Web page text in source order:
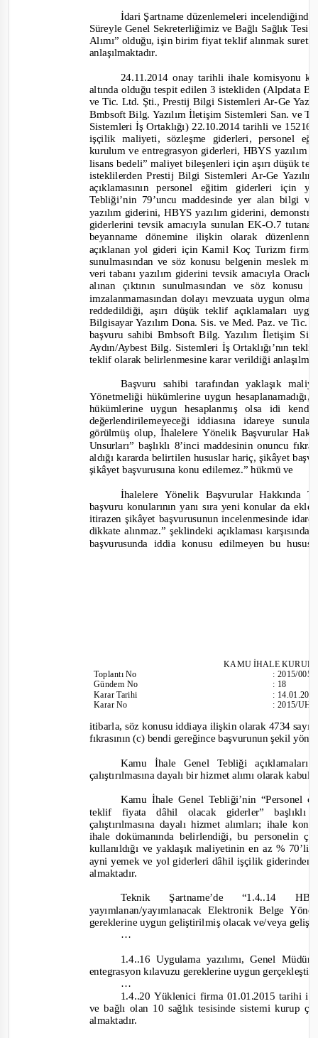
İdari Şartname düzenlemeleri
Süreyle Genel Sekreterliğimiz ve Bağlı Sağlık
Alımı” olduğu, işin birim fiyat teklif alınmak
anlaşılmaktadır.
24.11.2014 onay tarihli ihale komisyonu
altında olduğu tespit edilen 3 istekliden (Alpdata
ve Tic. Ltd. Şti., Prestij Bilgi Sistemleri Ar-Ge
Bmbsoft Bilg. Yazılım İletişim Sistemleri San. ve
Sistemleri İş Ortaklığı) 22.10.2014 tarihli ve
işçilik maliyeti, sözleşme giderleri, personel
kurulum ve entregrasyon giderleri, HBYS yazılım
lisans bedeli” maliyet bileşenleri için aşırı düşük
isteklilerden Prestij Bilgi Sistemleri Ar-Ge
açıklamasının personel eğitim giderleri için
Tebliği’nin 79’uncu maddesinde yer alan bilgi
yazılım giderini, HBYS yazılım giderini,
giderlerini tevsik amacıyla sunulan EK-O.7
beyanname dönemine ilişkin olarak
açıklanan yol gideri için Kamil Koç Turizm
sunulmasından ve söz konusu belgenin meslek
veri tabanı yazılım giderini tevsik amacıyla
alınan çıktının sunulmasından ve söz
imzalanmamasından dolayı mevzuata uygun
reddedildiği, aşırı düşük teklif açıklamaları
Bilgisayar Yazılım Dona. Sis. ve Med. Paz. ve Tic.
başvuru sahibi Bmbsoft Bilg. Yazılım İletişim
Aydın/Aybest Bilg. Sistemleri İş Ortaklığı’nın
teklif olarak belirlenmesine karar verildiği
Başvuru sahibi tarafından yaklaşık
Yönetmeliği hükümlerine uygun
hükümlerine uygun hesaplanmış olsa idi
değerlendirilemeyeceği iddiasına idareye
görülmüş olup, İhalelere Yönelik Başvurular
Unsurları” başlıklı 8’inci maddesinin onuncu
aldığı kararda belirtilen hususlar hariç, şikâyet
şikâyet başvurusuna konu edilemez.”hükmü ve
İhalelere Yönelik Başvurular Hakkında
başvuru konularının yanı sıra yeni konular da
itirazen şikâyet başvurusunun incelenmesinde
dikkate alınmaz.” şeklindeki açıklaması
başvurusunda iddia konusu edilmeyen bu
KAMU İHALE
ToplantıNo
Gündem No
Karar Tarihi
Karar No
:2015/005
: 18
:
:2015/
itibarla, söz konusu iddiaya ilişkin olarak 4734
fıkrasının (c) bendi gereğince başvurunun şekil
Kamu İhale Genel Tebliği
çalıştırılmasına dayalı bir hizmet alımı olarak
Kamu İhale Genel Tebliği’nin “Personel
teklif fiyata dâhil olacak giderler” başlıklı
çalıştırılmasına dayalı hizmet alımları; ihale
ihale dokümanında belirlendiği, bu personelin
kullanıldığı ve yaklaşık maliyetinin en az % 70’lik
ayni yemek ve yol giderleri dâhil işçilik
almaktadır.
Teknik Şartname’de “1.4..14
yayımlanan/yayımlanacak Elektronik Belge
gereklerine uygun geliştirilmiş olacak ve/veya
…
1.4..16 Uygulama yazılımı, Genel
entegrasyon kılavuzu gereklerine uygun
…
1.4..20 Yüklenici firma 01.01.2015 tarihi
ve bağlı olan 10 sağlık tesisinde sistemi kurup
almaktadır.